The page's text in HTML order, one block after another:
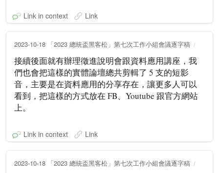
Link in context Link
2023-10-18 「2023 總統盃黑客松」第七次工作小組會議逐字稿
接續後面就有辦理徵進說明會跟資料應用講座，我
們也會把這樣的實體論壇總共剪輯了 5 支的短影
音，主要是在資料應用的分享存在，讓更多人可以
看到，把這樣的方式放在 FB、Youtube 跟官方網站
上。
Link in context Link
2023-10-18 「2023 總統盃黑客松」第七次工作小組會議逐字稿